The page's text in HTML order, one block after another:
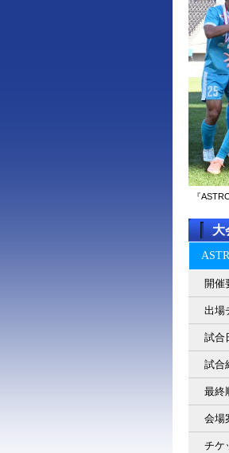
『
大
開催
出場
試合
試合
最終
会場
チケ